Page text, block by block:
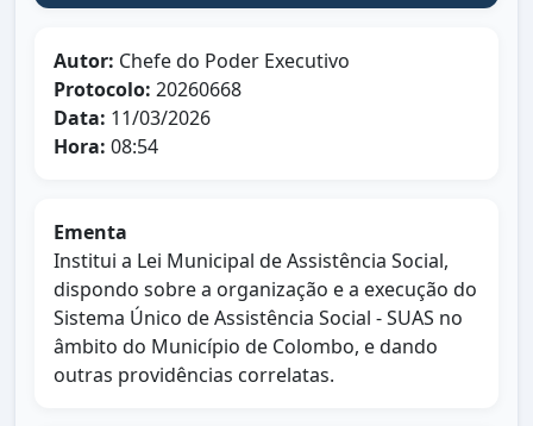
Autor: Chefe do Poder Executivo
Protocolo: 20260668
Data: 11/03/2026
Hora: 08:54
Ementa
Institui a Lei Municipal de Assistência Social,
dispondo sobre a organização e a execução do
Sistema Único de Assistência Social - SUAS no
âmbito do Município de Colombo, e dando
outras providências correlatas.